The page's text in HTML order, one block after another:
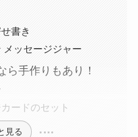
書き
メッセージジャー
ら手作りもあり！
ードのセット
見る